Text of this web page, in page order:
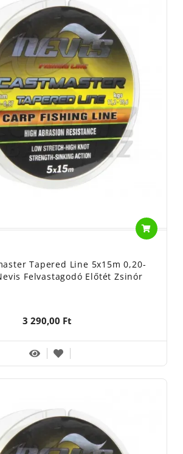
Tapered Line 5x15m 0,20-
Felvastagodó Előtét Zsinór
3 290,00 Ft